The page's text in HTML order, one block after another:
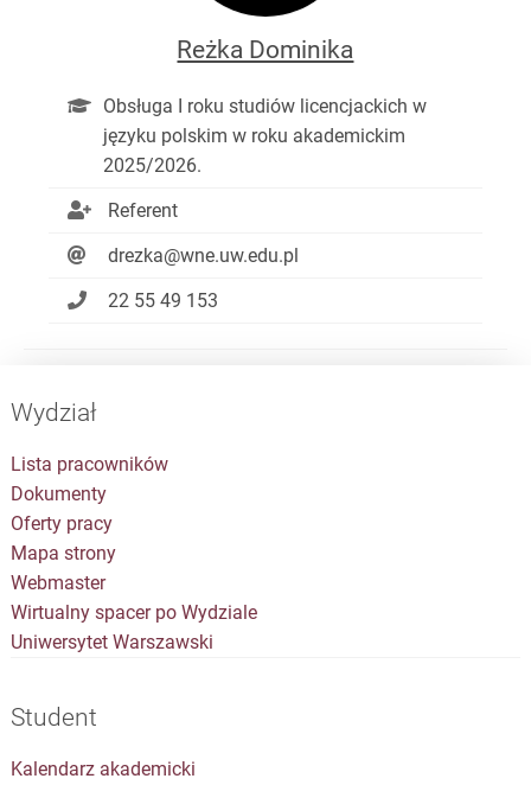
Reżka Dominika
Obsługa I roku studiów licencjackich w
języku polskim w roku akademickim
2025/2026.
Referent
drezka@wne.uw.edu.pl
22 55 49 153
Wydział
Lista pracowników
Dokumenty
Oferty pracy
Mapa strony
Webmaster
Wirtualny spacer po Wydziale
Uniwersytet Warszawski
Student
Kalendarz akademicki